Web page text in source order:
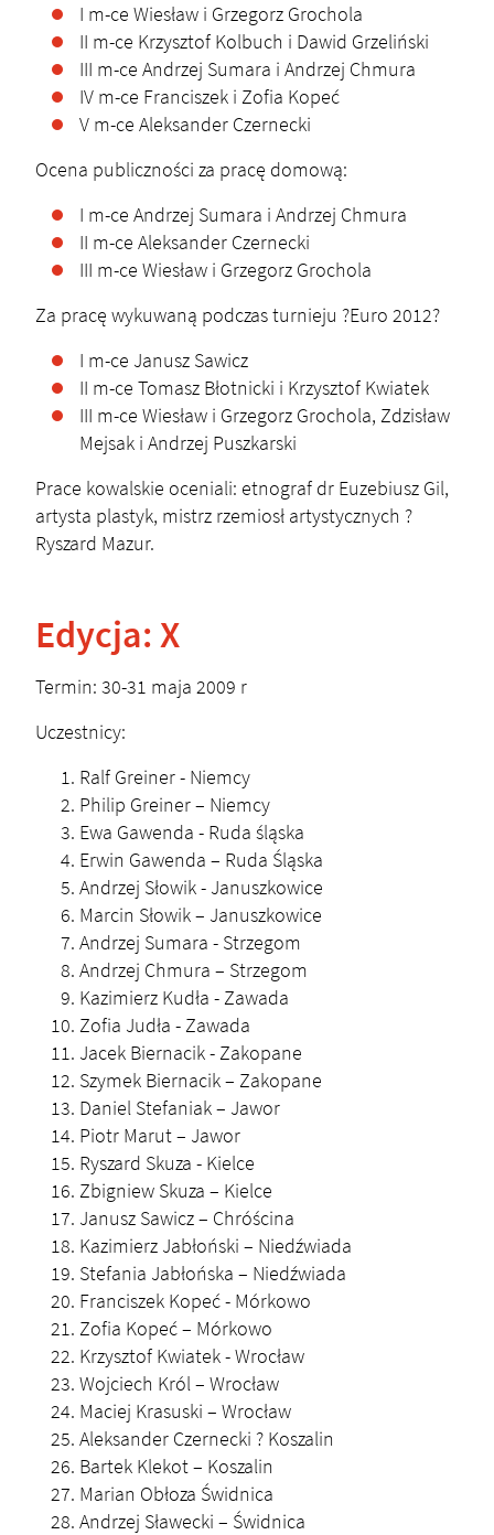
I m-ce Wiesław i Grzegorz Grochola
II m-ce Krzysztof Kolbuch i Dawid Grzeliński
III m-ce Andrzej Sumara i Andrzej Chmura
IV m-ce Franciszek i Zofia Kopeć
V m-ce Aleksander Czernecki
Ocena publiczności za pracę domową:
I m-ce Andrzej Sumara i Andrzej Chmura
II m-ce Aleksander Czernecki
III m-ce Wiesław i Grzegorz Grochola
Za pracę wykuwaną podczas turnieju ?Euro 2012?
I m-ce Janusz Sawicz
II m-ce Tomasz Błotnicki i Krzysztof Kwiatek
III m-ce Wiesław i Grzegorz Grochola, Zdzisław
Mejsak i Andrzej Puszkarski
Prace kowalskie oceniali: etnograf dr Euzebiusz Gil,
artysta plastyk, mistrz rzemiosł artystycznych ?
Ryszard Mazur.
Edycja: X
Termin: 30-31 maja 2009 r
Uczestnicy:
Ralf Greiner - Niemcy
Philip Greiner – Niemcy
Ewa Gawenda - Ruda śląska
Erwin Gawenda – Ruda Śląska
Andrzej Słowik - Januszkowice
Marcin Słowik – Januszkowice
Andrzej Sumara - Strzegom
Andrzej Chmura – Strzegom
Kazimierz Kudła - Zawada
Zofia Judła - Zawada
Jacek Biernacik - Zakopane
Szymek Biernacik – Zakopane
Daniel Stefaniak – Jawor
Piotr Marut – Jawor
Ryszard Skuza - Kielce
Zbigniew Skuza – Kielce
Janusz Sawicz – Chróścina
Kazimierz Jabłoński – Niedźwiada
Stefania Jabłońska – Niedźwiada
Franciszek Kopeć - Mórkowo
Zofia Kopeć – Mórkowo
Krzysztof Kwiatek - Wrocław
Wojciech Król – Wrocław
Maciej Krasuski – Wrocław
Aleksander Czernecki ? Koszalin
Bartek Klekot – Koszalin
Marian Obłoza Świdnica
Andrzej Sławecki – Świdnica